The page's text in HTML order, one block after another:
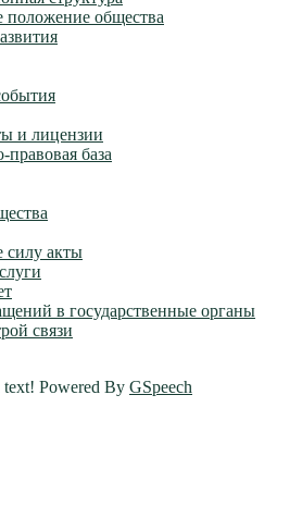
положение общества
и лицензии
база
силу акты
в государственные органы
связи
text! Powered By GSpeech